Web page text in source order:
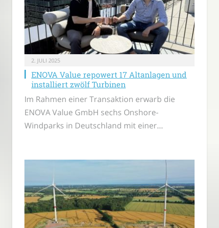
2. JULI 2025
ENOVA Value repowert 17 Altanlagen und
installiert zwölf Turbinen
Im Rahmen einer Transaktion erwarb die
ENOVA Value GmbH sechs Onshore-
Windparks in Deutschland mit einer…